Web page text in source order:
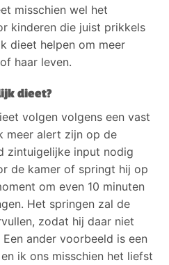
misschien wel het
kinderen die juist prikkels
dieet helpen om meer
haar leven.
dieet?
volgen volgens een vast
meer alert zijn op de
zintuigelijke input nodig
de kamer of springt hij op
om even 10 minuten
Het springen zal de
zodat hij daar niet
ander voorbeeld is een
ik ons misschien het liefst